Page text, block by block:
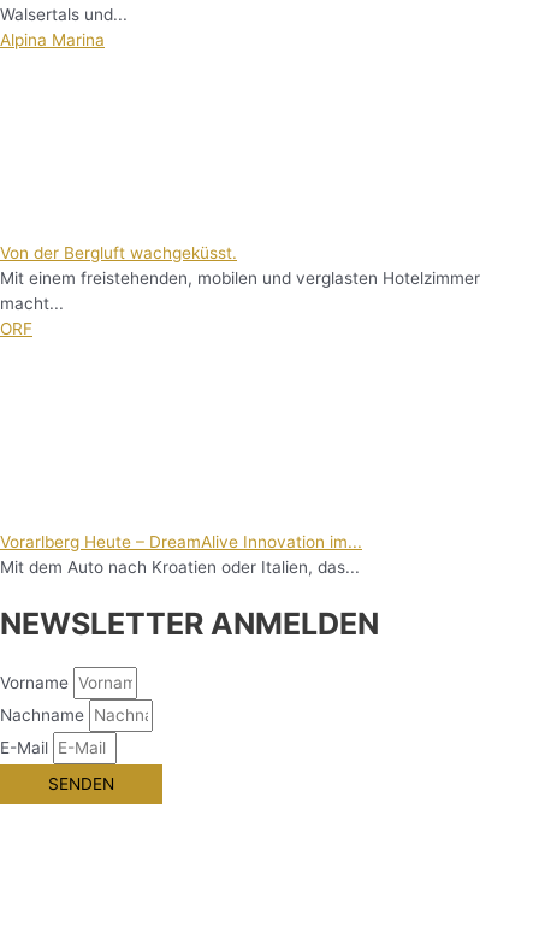
Walsertals und...
Alpina Marina
Von der Bergluft wachgeküsst.
Mit einem freistehenden, mobilen und verglasten Hotelzimmer
macht...
ORF
Vorarlberg Heute – DreamAlive Innovation im...
Mit dem Auto nach Kroatien oder Italien, das...
NEWSLETTER ANMELDEN
Vorname
Nachname
E-Mail
SENDEN